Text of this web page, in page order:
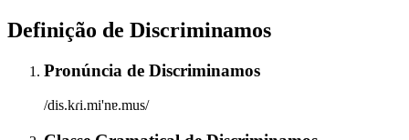
Definição de Discriminamos
Pronúncia de Discriminamos
/dis.kɾi.mi'nɐ.mus/